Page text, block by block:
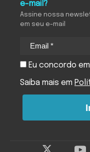
e-mail?
Assine nossa
em seu e-mail
Eu concordo
Saiba mais em